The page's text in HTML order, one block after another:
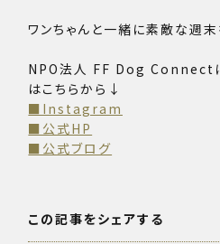
ワンちゃんと一緒に素敵な週末
NPO法人 FF Dog Connectに
はこちらから↓
■Instagram
■公式HP
■公式ブログ
この記事をシェアする